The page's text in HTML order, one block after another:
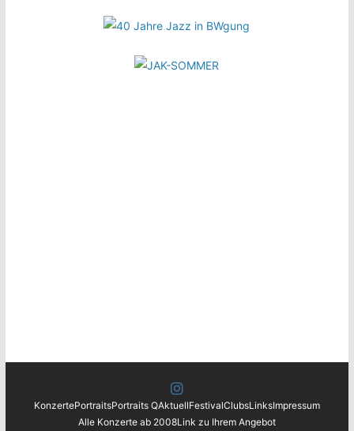
KonzertePortraitsPortraits QAktuellFestivalClubsLinksImpressum
Alle Konzerte ab 2008Link zu Ihrem Angebot